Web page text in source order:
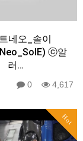
네오_솔이
ⓒ알
러…
0 4,617
Hot